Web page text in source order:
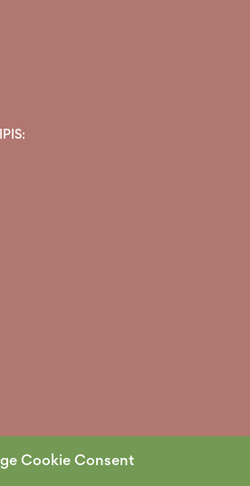
Cookie Consent